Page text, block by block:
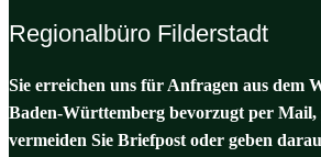
Regionalbüro Filderstadt
Sie erreichen uns für Anfragen aus dem
Baden-Württemberg bevorzugt per Mail,
vermeiden Sie Briefpost oder geben